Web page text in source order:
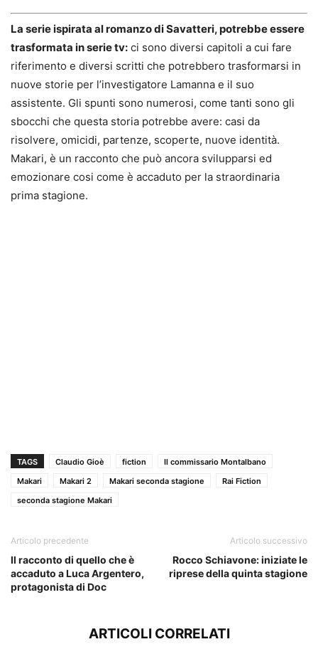
La serie ispirata al romanzo di Savatteri, potrebbe essere
trasformata in serie tv: ci sono diversi capitoli a cui fare
riferimento e diversi scritti che potrebbero trasformarsi in
nuove storie per l’investigatore Lamanna e il suo
assistente. Gli spunti sono numerosi, come tanti sono gli
sbocchi che questa storia potrebbe avere: casi da
risolvere, omicidi, partenze, scoperte, nuove identità.
Makari, è un racconto che può ancora svilupparsi ed
emozionare cosi come è accaduto per la straordinaria
prima stagione.
TAGS Claudio Gioè fiction
Il commissario Montalbano
Makari
Makari 2 Makari seconda stagione
Rai Fiction
seconda stagione Makari
Articolo precedente
Il racconto di quello che è
accaduto a Luca Argentero,
protagonista di Doc
Articolo successivo
Rocco Schiavone: iniziate le
riprese della quinta stagione
ARTICOLI CORRELATI